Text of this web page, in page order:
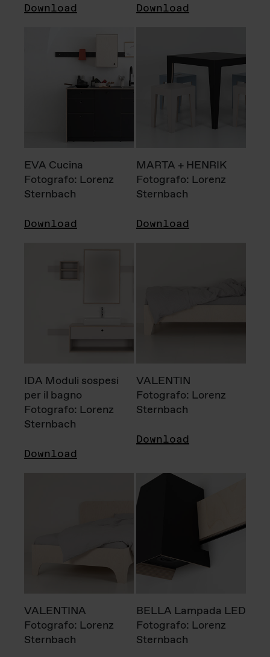
Download Download
EVA Cucina
Fotografo: Lorenz
Sternbach
Download
MARTA + HENRIK
Fotografo: Lorenz
Sternbach
Download
IDA Moduli sospesi
per il bagno
Fotografo: Lorenz
Sternbach
Download
VALENTIN
Fotografo: Lorenz
Sternbach
Download
VALENTINA
Fotografo: Lorenz
Sternbach
BELLA Lampada LED
Fotografo: Lorenz
Sternbach